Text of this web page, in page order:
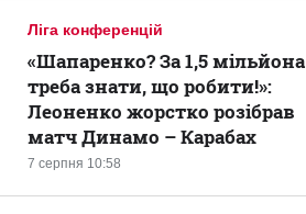
Ліга конференцій
7 серпня 10:58
«Шапаренко? За 1,5 мільйона
треба знати, що робити!»:
Леоненко жорстко розібрав
матч Динамо – Карабах